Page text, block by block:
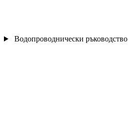
Водопроводнически ръководство